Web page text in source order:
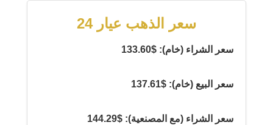
سعر الذهب عيار 24
سعر الشراء (خام): $133.60
سعر البيع (خام): $137.61
سعر الشراء (مع المصنعية): $144.29